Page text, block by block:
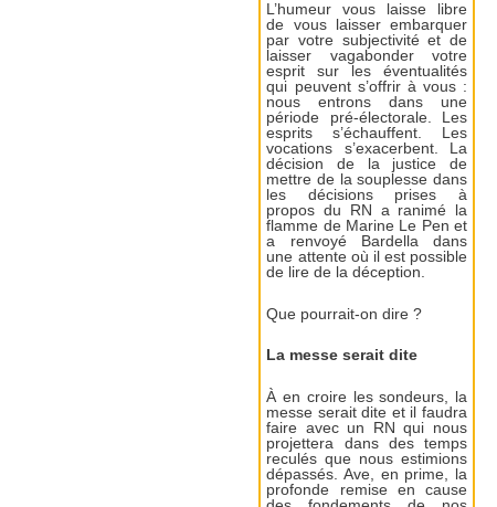
L’humeur vous laisse libre
de vous laisser embarquer
par votre subjectivité et de
laisser vagabonder votre
esprit sur les éventualités
qui peuvent s’offrir à vous :
nous entrons dans une
période pré-électorale. Les
esprits s’échauffent. Les
vocations s’exacerbent. La
décision de la justice de
mettre de la souplesse dans
les décisions prises à
propos du RN a ranimé la
flamme de Marine Le Pen et
a renvoyé Bardella dans
une attente où il est possible
de lire de la déception.
Que pourrait-on dire ?
La messe serait dite
À en croire les sondeurs, la
messe serait dite et il faudra
faire avec un RN qui nous
projettera dans des temps
reculés que nous estimions
dépassés. Ave, en prime, la
profonde remise en cause